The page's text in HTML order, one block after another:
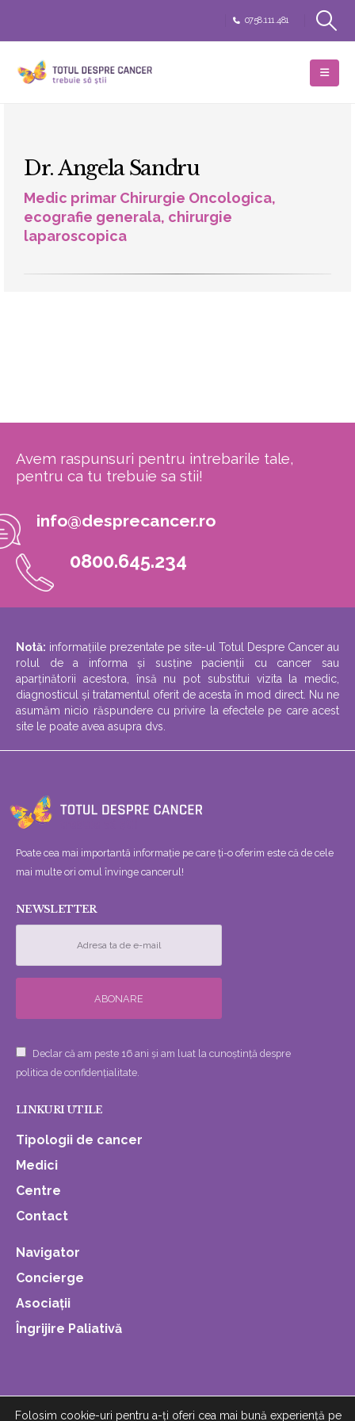
0758.111.481
Dr. Angela Sandru
Medic primar Chirurgie Oncologica,
ecografie generala, chirurgie
laparoscopica
Avem raspunsuri pentru intrebarile tale,
pentru ca tu trebuie sa stii!
info@desprecancer.ro
0800.645.234
Notă: informațiile prezentate pe site-ul Totul Despre Cancer au
rolul de a informa și susține pacienții cu cancer sau
aparținătorii acestora, însă nu pot substitui vizita la medic,
diagnosticul și tratamentul oferit de acesta în mod direct. Nu ne
asumăm nicio răspundere cu privire la efectele pe care acest
site le poate avea asupra dvs.
Poate cea mai importantă informație pe care ți-o oferim este că de cele
mai multe ori omul învinge cancerul!
NEWSLETTER
Declar că am peste 16 ani și am luat la cunoștință despre
politica de confidențialitate.
LINKURI UTILE
Tipologii de cancer
Medici
Centre
Contact
Navigator
Concierge
Asociații
Îngrijire Paliativă
Folosim cookie-uri pentru a-ți oferi cea mai bună experiență pe